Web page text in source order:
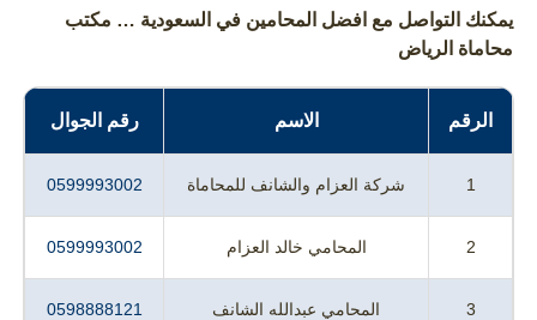
يمكنك التواصل مع افضل المحامين في السعودية … مكتب
محاماة الرياض
الرقم الاسم رقم الجوال
1 شركة العزام والشانف للمحاماة 0599993002
2 المحامي خالد العزام 0599993002
3 المحامي عبدالله الشانف 0598888121